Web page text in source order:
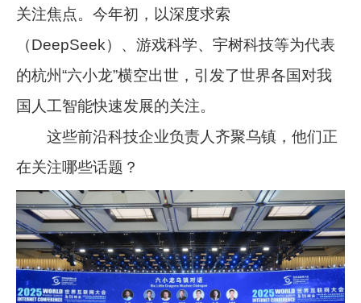
关注焦点。今年初，以深度求索
（DeepSeek）、游戏科学、宇树科技等为代表
的杭州“六小龙”横空出世，引发了世界各国对我
国人工智能快速发展的关注。
这些前沿科技企业负责人齐聚乌镇，他们正
在关注哪些话题？